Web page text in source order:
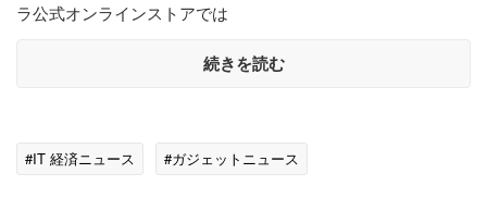
ラ公式オンラインストアでは
続きを読む
#IT 経済ニュース #ガジェットニュース